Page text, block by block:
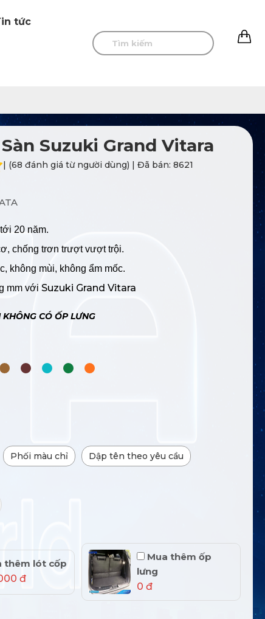
tức
Suzuki Grand Vitara
| (68 đánh giá từ người dùng) | Đã bán: 8621
20 năm.
chống trơn trượt vượt trội.
không mùi, không ẩm mốc.
mm vớiSuzuki Grand Vitara
CÓ ỐP LƯNG
Phối màu chỉ Dập tên theo yêu cầu
thêm lót cốp
đ
Mua thêm ốp
lưng
0 đ